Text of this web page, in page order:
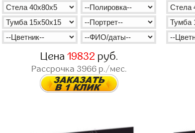
Цена 19832 руб.
Рассрочка 3966 р./мес.